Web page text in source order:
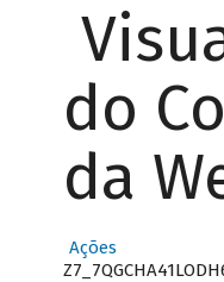
do
da
Ações